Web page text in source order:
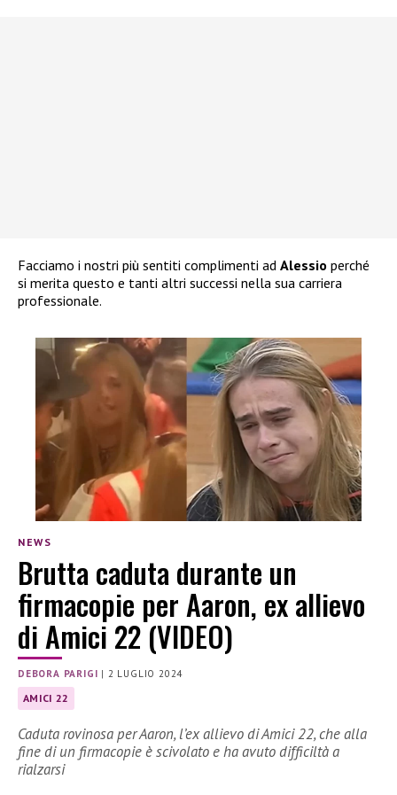
Facciamo i nostri più sentiti complimenti ad Alessio perché
si merita questo e tanti altri successi nella sua carriera
professionale.
NEWS
Brutta caduta durante un
firmacopie per Aaron, ex allievo
di Amici 22 (VIDEO)
DEBORA PARIGI | 2 LUGLIO 2024
AMICI 22
Caduta rovinosa per Aaron, l’ex allievo di Amici 22, che alla
fine di un firmacopie è scivolato e ha avuto difficiltà a
rialzarsi